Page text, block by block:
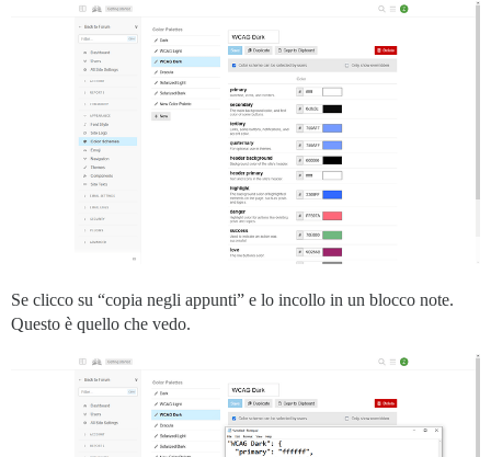
Se clicco su “copia negli appunti” e lo incollo in un blocco note.
Questo è quello che vedo.